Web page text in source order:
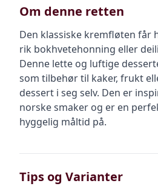
Om denne retten
Den klassiske kremfløten får
rik bokhvetehonning eller
Denne lette og luftige
som tilbehør til kaker, frukt
dessert i seg selv. Den er
norske smaker og er en
hyggelig måltid på.
Tips og Varianter